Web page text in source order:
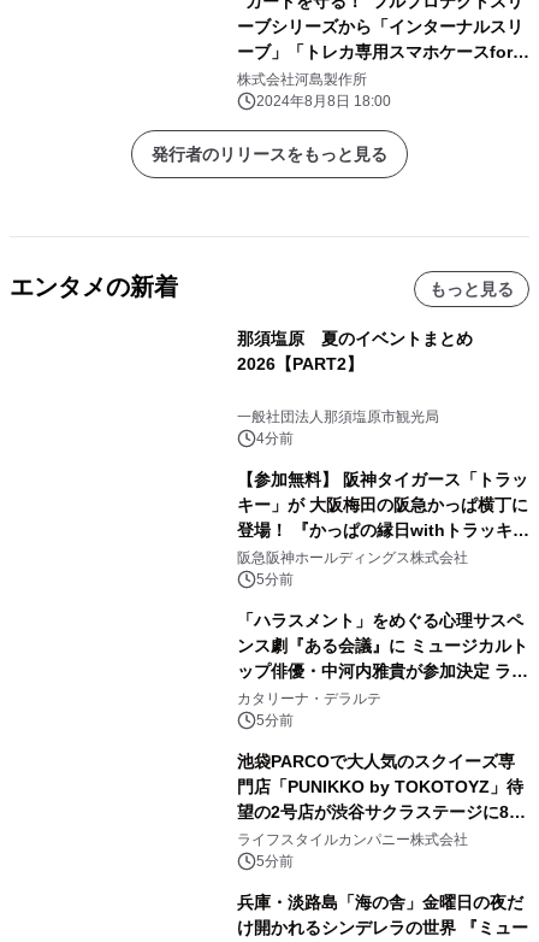
ーブシリーズから「インターナルスリ
ーブ」「トレカ専用スマホケースfor
iPhone」が2024年8月8日（木）～発
売開始！
株式会社河島製作所
2024年8月8日 18:00
発行者のリリースをもっと見る
エンタメの新着 もっと見る
那須塩原 夏のイベントまとめ
2026【PART2】
一般社団法人那須塩原市観光局
4分前
【参加無料】 阪神タイガース「トラッ
キー」が 大阪梅田の阪急かっぱ横丁に
登場！ 『かっぱの縁日withトラッキ
ー』
阪急阪神ホールディングス株式会社
5分前
「ハラスメント」をめぐる心理サスペ
ンス劇『ある会議』に ミュージカルト
ップ俳優・中河内雅貴が参加決定 ラテ
ン・ジャズ界で活躍するSAYAKAが生
演奏で参加も！
カタリーナ・デラルテ
5分前
池袋PARCOで大人気のスクイーズ専
門店「PUNIKKO by TOKOTOYZ」待
望の2号店が渋谷サクラステージに8月
21日オープン！
ライフスタイルカンパニー株式会社
5分前
兵庫・淡路島「海の舎」金曜日の夜だ
け開かれるシンデレラの世界 『ミュー